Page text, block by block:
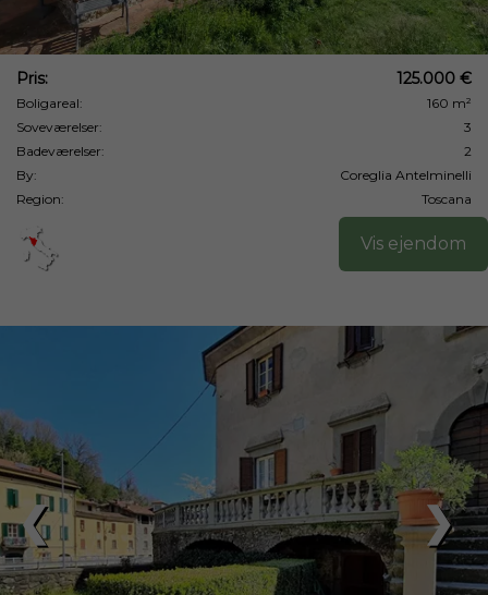
Pris: 125.000 €
Boligareal:
160 m²
Soveværelser:
3
Badeværelser:
2
By:
Coreglia Antelminelli
Region:
Toscana
Vis ejendom
❯
❮